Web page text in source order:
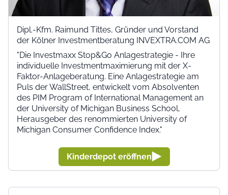
Dipl.-Kfm. Raimund Tittes, Gründer und Vorstand
der Kölner Investmentberatung INVEXTRA.COM AG
"Die Investmaxx Stop&Go Anlagestrategie - Ihre
individuelle Investmentmaximierung mit der X-
Faktor-Anlageberatung. Eine Anlagestrategie am
Puls der WallStreet, entwickelt vom Absolventen
des PIM Program of International Management an
der University of Michigan Business School,
Herausgeber des renommierten University of
Michigan Consumer Confidence Index."
Kinderdepot eröffnen